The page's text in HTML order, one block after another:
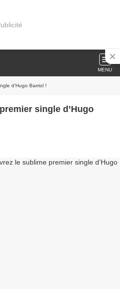
MENU
d’Hugo Barriol !
single d’Hugo